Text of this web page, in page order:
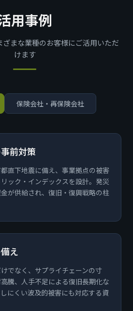
用事例
まな業種のお客様にご活用いただ
けます
保険会社・再保険会社
前対策
直下地震に備え、事業拠点の被害
ック・インデックスを設計。発災
が供給され、復旧・復興戦略の柱
え
でなく、サプライチェーンの寸
騰、人手不足による復旧長期化な
にくい波及的被害にも対応する資